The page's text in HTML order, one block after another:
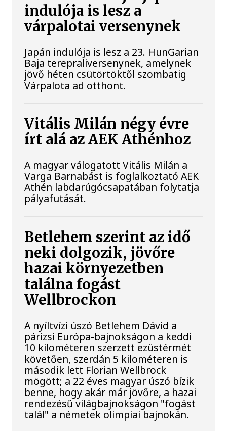
indulója is lesz a
várpalotai versenynek
Japán indulója is lesz a 23. HunGarian
Baja terepraliversenynek, amelynek
jövő héten csütörtöktől szombatig
Várpalota ad otthont.
Vitális Milán négy évre
írt alá az AEK Athénhoz
A magyar válogatott Vitális Milán a
Varga Barnabást is foglalkoztató AEK
Athén labdarúgócsapatában folytatja
pályafutását.
Betlehem szerint az idő
neki dolgozik, jövőre
hazai környezetben
találna fogást
Wellbrockon
A nyíltvízi úszó Betlehem Dávid a
párizsi Európa-bajnokságon a keddi
10 kilométeren szerzett ezüstérmét
követően, szerdán 5 kilométeren is
második lett Florian Wellbrock
mögött; a 22 éves magyar úszó bízik
benne, hogy akár már jövőre, a hazai
rendezésű világbajnokságon "fogást
talál" a németek olimpiai bajnokán.